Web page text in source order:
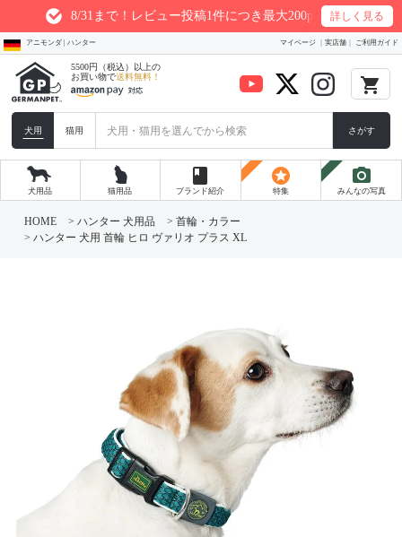
8/31まで！レビュー投稿1件につき最大200ptプレゼント 詳しく見る
アニモンダ | ハンター マイページ 実店舗 ご利用ガイド
5500円（税込）以上の
お買い物で送料無料！ local_grocery_store
犬用 猫用 さがす
犬用品 猫用品
book
ブランド紹介
stars
特集
photo_camera
みんなの写真
HOME ハンター 犬用品
首輪・カラー
ハンター 犬用 首輪 ヒロ ヴァリオ プラス XL